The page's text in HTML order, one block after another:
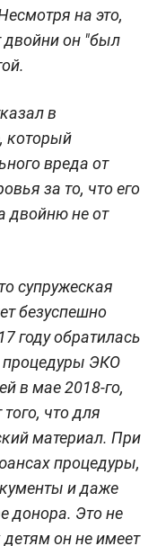
на это,
двойни он "был
в
который
вреда от
за то, что его
двойню не от
супружеская
безуспешно
году обратилась
процедуры ЭКО
в мае 2018-го,
что для
материал. При
процедуры,
и даже
донора. Это не
он не имеет